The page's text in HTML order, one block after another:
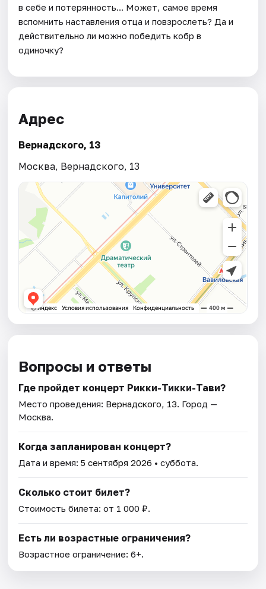
в себе и потерянность... Может, самое время
вспомнить наставления отца и повзрослеть? Да и
действительно ли можно победить кобр в
одиночку?
Адрес
Вернадского, 13
Москва, Вернадского, 13
Вопросы и ответы
Где пройдет концерт Рикки-Тикки-Тави?
Место проведения: Вернадского, 13. Город —
Москва.
Когда запланирован концерт?
Дата и время:5 сентября 2026 • суббота.
Сколько стоит билет?
Стоимость билета: от 1 000 ₽.
Есть ли возрастные ограничения?
Возрастное ограничение: 6+.